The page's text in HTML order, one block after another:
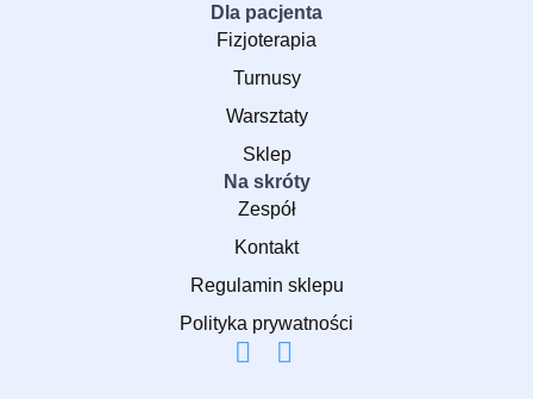
Dla pacjenta
Fizjoterapia
Turnusy
Warsztaty
Sklep
Na skróty
Zespół
Kontakt
Regulamin sklepu
Polityka prywatności